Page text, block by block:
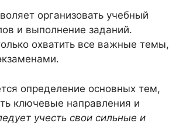
организовать учебный
и выполнение заданий.
охватить все важные темы,
определение основных тем,
ключевые направления и
учесть свои сильные и